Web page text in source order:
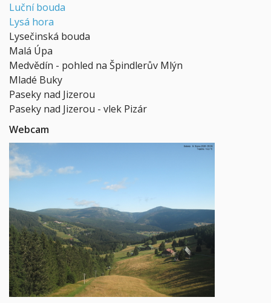
Luční bouda
Lysá hora
Lysečinská bouda
Malá Úpa
Medvědín - pohled na Špindlerův Mlýn
Mladé Buky
Paseky nad Jizerou
Paseky nad Jizerou - vlek Pizár
Webcam